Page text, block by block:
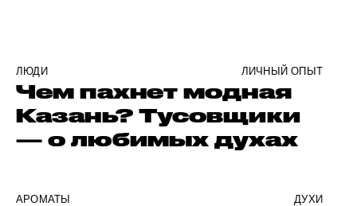
ЛЮДИ ЛИЧНЫЙ ОПЫТ
Чем пахнет модная
Казань? Тусовщики
— о любимых духах
АРОМАТЫ ДУХИ